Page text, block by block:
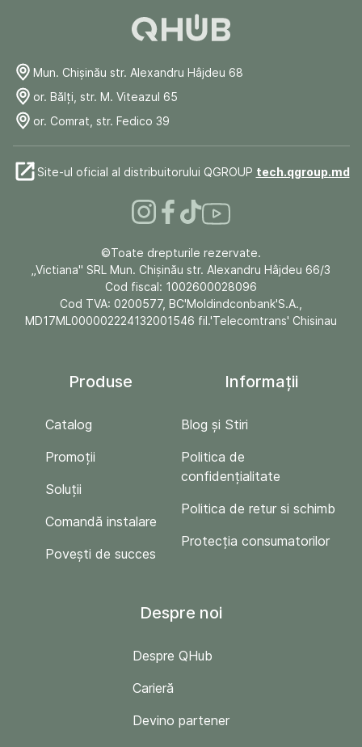
Mun. Chişinău str. Alexandru Hâjdeu 68
or. Bălți, str. M. Viteazul 65
or. Comrat, str. Fedico 39
Site-ul oficial al distribuitorului QGROUP tech.qgroup.md
©Toate drepturile rezervate.
„Victiana" SRL Mun. Chişinău str. Alexandru Hâjdeu 66/3
Cod fiscal: 1002600028096
Cod TVA: 0200577, BC'Moldindconbank'S.A.,
MD17ML000002224132001546 fil.'Telecomtrans' Chisinau
Produse
Catalog
Promoții
Soluții
Comandă instalare
Povești de succes
Informații
Blog și Stiri
Politica de
confidențialitate
Politica de retur si schimb
Protecția consumatorilor
Despre noi
Despre QHub
Carieră
Devino partener